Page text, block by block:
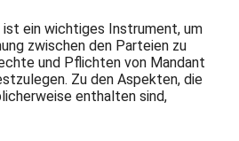
ein wichtiges Instrument, um
zwischen den Parteien zu
und Pflichten von Mandant
Zu den Aspekten, die
enthalten sind,